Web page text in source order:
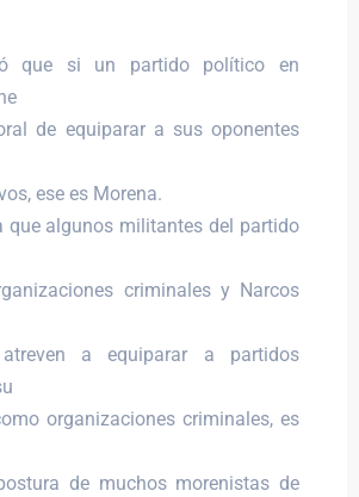
que si un partido político en
de equiparar a sus oponentes
ese es Morena.
que algunos militantes del partido
criminales y Narcos
a equiparar a partidos
organizaciones criminales, es
de muchos morenistas de